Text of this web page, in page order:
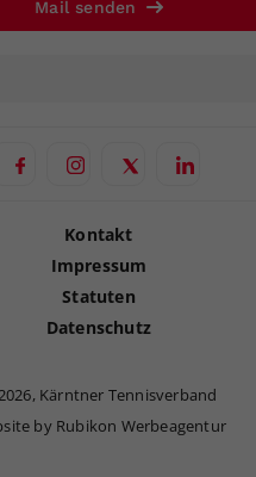
Mail senden
Kontakt
Impressum
Statuten
Datenschutz
Kärntner Tennisverband
by Rubikon Werbeagentur